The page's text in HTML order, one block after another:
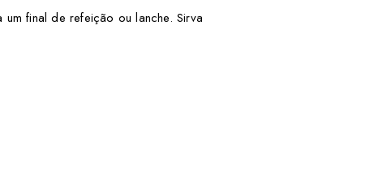
final de refeição ou lanche. Sirva